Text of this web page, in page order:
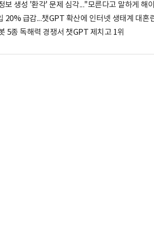
보 생성 '환각' 문제 심각..."모른다고 말하게 해
20% 급감...챗GPT 확산에 인터넷 생태계 대혼
5종 독해력 경쟁서 챗GPT 제치고 1위